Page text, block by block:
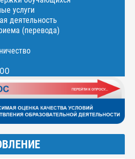
услуги
деятельность
(перевода)